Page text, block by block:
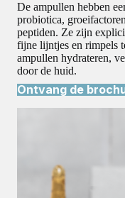
De ampullen hebben
probiotica,
peptiden. Ze zijn
fijne lijntjes en rimpels
ampullen hydrateren,
door de huid.
Ontvang de